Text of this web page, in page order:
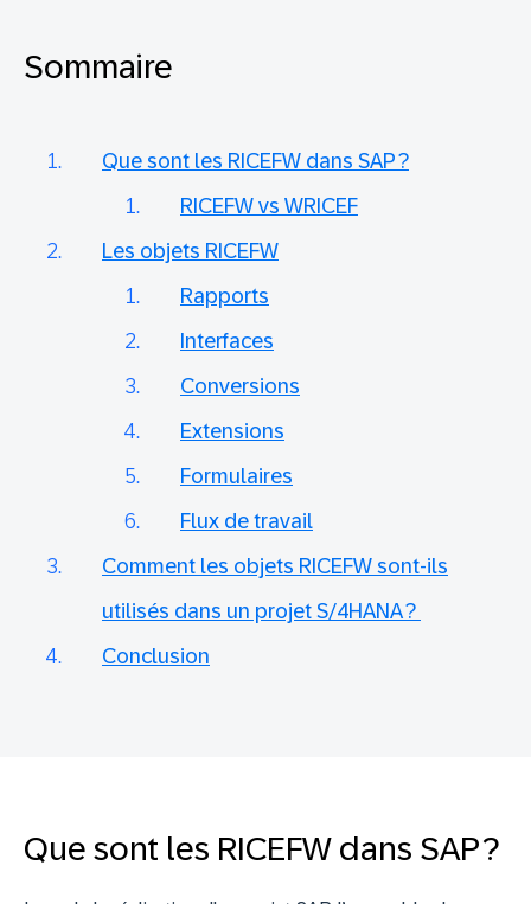
Sommaire
Que sont les RICEFW dans SAP ?
RICEFW vs WRICEF
Les objets RICEFW
Rapports
Interfaces
Conversions
Extensions
Formulaires
Flux de travail
Comment les objets RICEFW sont-ils
utilisés dans un projet S/4HANA ?
Conclusion
Que sont les RICEFW dans SAP ?